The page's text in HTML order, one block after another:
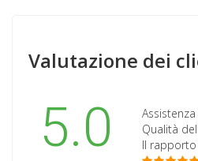
Valutazione dei
5.0
Qualità
Il